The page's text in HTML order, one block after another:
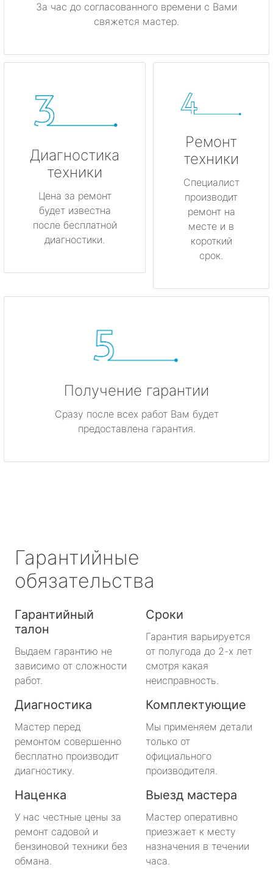
За час до согласованного времени с Вами
свяжется мастер.
Диагностика
техники
Цена за ремонт
будет известна
после бесплатной
диагностики.
Ремонт
техники
Специалист
производит
ремонт на
месте и в
короткий
срок.
Получение гарантии
Сразу после всех работ Вам будет
предоставлена гарантия.
Гарантийные
обязательства
Гарантийный
талон
Выдаем гарантию не
зависимо от сложности
работ.
Сроки
Гарантия варьируется
от полугода до 2-х лет
смотря какая
неисправность.
Диагностика
Мастер перед
ремонтом совершенно
бесплатно производит
диагностику.
Комплектующие
Мы применяем детали
только от
официального
производителя.
Наценка
У нас честные цены за
ремонт садовой и
бензиновой техники без
обмана.
Выезд мастера
Мастер оперативно
приезжает к месту
назначения в течении
часа.